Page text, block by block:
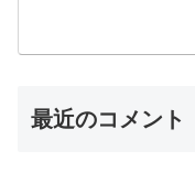
最近のコメント